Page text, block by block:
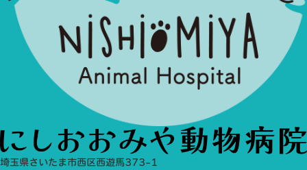
埼玉県さいたま市西区西遊馬373-1